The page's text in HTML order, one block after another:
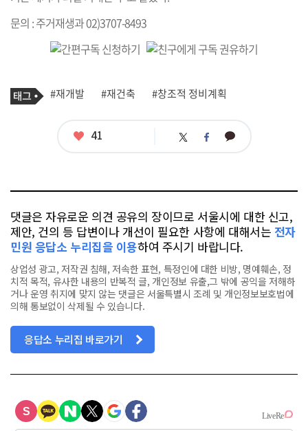
문의 : 주거재생과 02)3707-8493
기
사
태
그
#재개발 #재건축 #창조적 정비계획
좋
41 트 페 카
댓글은 자유로운 의견 공유의 장이므로 서울시에 대한 신고,
제안, 건의 등 답변이나 개선이 필요한 사항에 대해서는 전자
민원 응답소 누리집을 이용하여 주시기 바랍니다.
상업성 광고, 저작권 침해, 저속한 표현, 특정인에 대한 비방, 명예훼손, 정
치적 목적, 유사한 내용의 반복적 글, 개인정보 유출,그 밖에 공익을 저해하
거나 운영 취지에 맞지 않는 댓글은 서울특별시 조례 및 개인정보보호법에
의해 통보없이 삭제될 수 있습니다.
응답소 누리집 바로가기